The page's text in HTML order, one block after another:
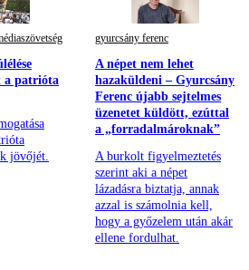
patrióta
jövőjét.
gyurcsány ferenc
A népet nem lehet
hazaküldeni – Gyurcsány
Ferenc újabb sejtelmes
üzenetet küldött, ezúttal
a „forradalmároknak”
A burkolt figyelmeztetés
szerint aki a népet
lázadásra biztatja, annak
azzal is számolnia kell,
hogy a győzelem után akár
ellene fordulhat.